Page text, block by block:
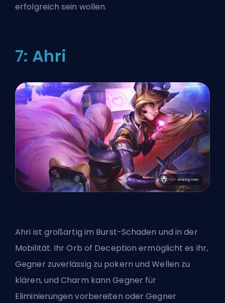
erfolgreich sein wollen.
7: Ahri
Ahri ist großartig im Burst-Schaden und in der
Mobilität. Ihr Orb of Deception ermöglicht es ihr,
Gegner zuverlässig zu pokern und Wellen zu
klären, und Charm kann Gegner für
Eliminierungen vorbereiten oder Gegner